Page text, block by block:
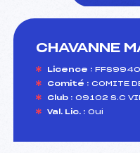
CHAVANNE
Licence :
Comité : COMITE
Club : 09102 S.C
Val. Lic. : Oui